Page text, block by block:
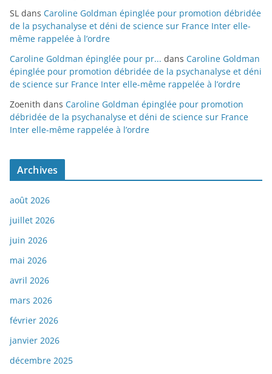
SL dans Caroline Goldman épinglée pour promotion débridée
de la psychanalyse et déni de science sur France Inter elle-
même rappelée à l’ordre
Caroline Goldman épinglée pour pr... dans Caroline Goldman
épinglée pour promotion débridée de la psychanalyse et déni
de science sur France Inter elle-même rappelée à l’ordre
Zoenith dans Caroline Goldman épinglée pour promotion
débridée de la psychanalyse et déni de science sur France
Inter elle-même rappelée à l’ordre
Archives
août 2026
juillet 2026
juin 2026
mai 2026
avril 2026
mars 2026
février 2026
janvier 2026
décembre 2025